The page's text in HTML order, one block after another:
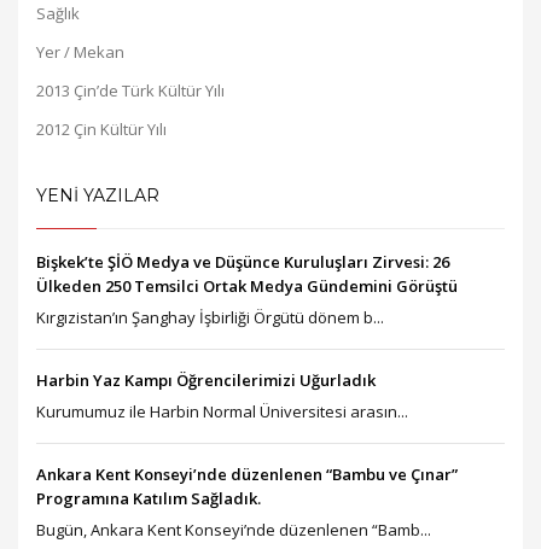
Sağlık
Yer / Mekan
2013 Çin’de Türk Kültür Yılı
2012 Çin Kültür Yılı
YENİ YAZILAR
Bişkek’te ŞİÖ Medya ve Düşünce Kuruluşları Zirvesi: 26
Ülkeden 250 Temsilci Ortak Medya Gündemini Görüştü
Kırgızistan’ın Şanghay İşbirliği Örgütü dönem b...
Harbin Yaz Kampı Öğrencilerimizi Uğurladık
Kurumumuz ile Harbin Normal Üniversitesi arasın...
Ankara Kent Konseyi’nde düzenlenen “Bambu ve Çınar”
Programına Katılım Sağladık.
Bugün, Ankara Kent Konseyi’nde düzenlenen “Bamb...